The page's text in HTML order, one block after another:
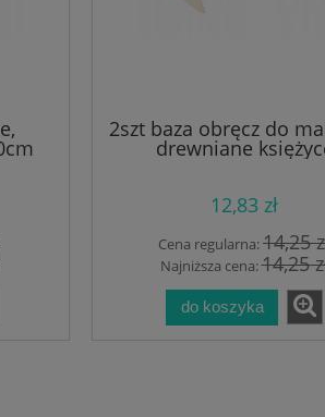
2szt baza obręcz do
drewniane
12,83 zł
Cena regularna:14,25
Najniższa cena:14,25
do koszyka